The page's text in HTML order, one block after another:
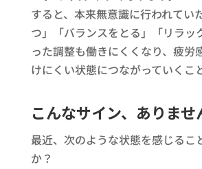
すると、本来無意識に行われてい
つ」「バランスをとる」「リラッ
った調整も働きにくくなり、疲労
けにくい状態につながっていくこ
こんなサイン、ありませ
最近、次のような状態を感じるこ
か？